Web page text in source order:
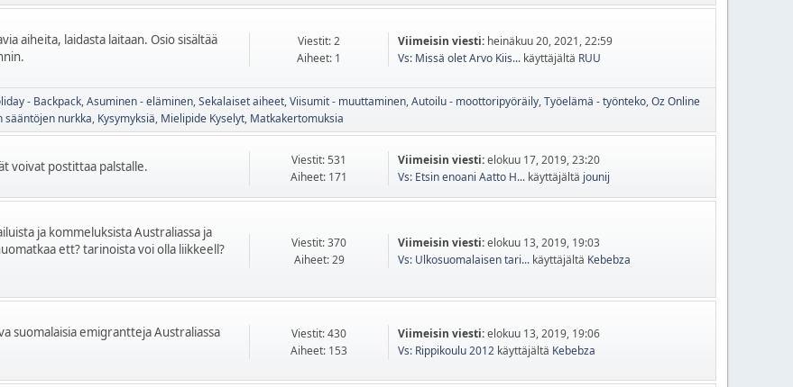
aiheita, laidasta laitaan. Osio sisältää
Viestit: 2
Aiheet: 1
Viimeisin viesti: heinäkuu 20, 2021, 22:59
Vs: Missä olet Arvo Kiis... käyttäjältä RUU
- Backpack Asuminen - eläminen Sekalaiset aiheet Viisumit - muuttaminen Autoilu - moottoripyöräily Työelämä - työnteko Oz Online
nurkka Kysymyksiä Mielipide Kyselyt Matkakertomuksia
voivat postittaa palstalle.
Viestit: 531
Aiheet: 171
Viimeisin viesti:elokuu 17, 2019, 23:20
Vs: Etsin enoani Aatto H... käyttäjältä jounij
ja kommeluksista Australiassa ja
ett? tarinoista voi olla liikkeell?
Viestit: 370
Aiheet: 29
Viimeisin viesti:elokuu 13, 2019, 19:03
Vs: Ulkosuomalaisen tari... käyttäjältä Kebebza
suomalaisia emigrantteja Australiassa
Viestit: 430
Aiheet: 153
Viimeisin viesti:elokuu 13, 2019, 19:06
Vs: Rippikoulu 2012 käyttäjältä Kebebza